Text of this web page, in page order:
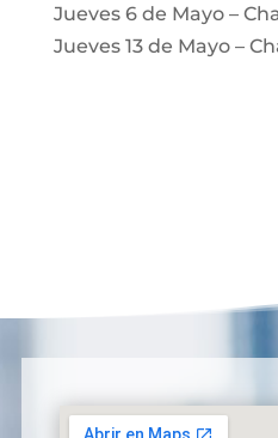
Jueves 6 de Mayo –
Jueves 13 de Mayo –